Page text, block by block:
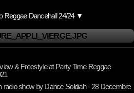
Reggae Dancehall 24/24 ▼